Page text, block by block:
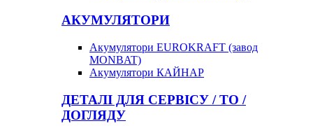
АКУМУЛЯТОРИ
Акумулятори EUROKRAFT (завод
MONBAT)
Акумулятори КАЙНАР
ДЕТАЛІ ДЛЯ СЕРВІСУ / ТО /
ДОГЛЯДУ